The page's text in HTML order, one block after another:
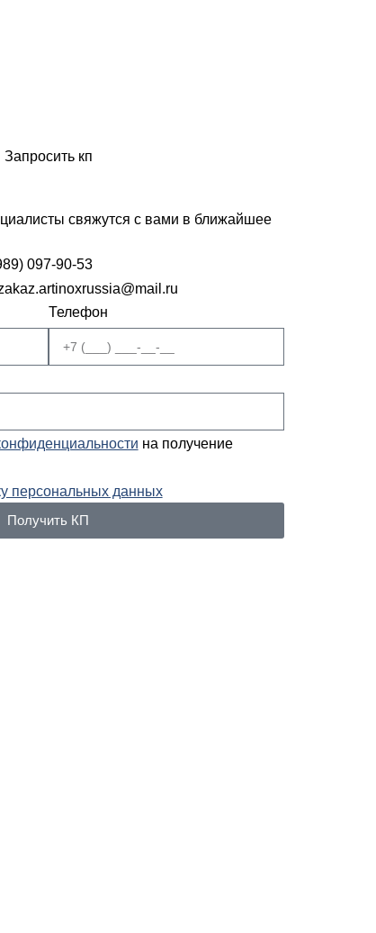
Запросить кп
свяжутся с вами в ближайшее
097-90-53
Телефон
на получение
персональных данных
Получить КП